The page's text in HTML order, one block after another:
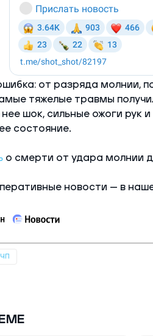
от разряда молнии,
тяжелые травмы
шок, сильные ожоги рук
состояние.
о смерти от удара молнии
новости — в
ЧП